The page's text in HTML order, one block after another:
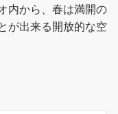
内から、春は満開の
が出来る開放的な空